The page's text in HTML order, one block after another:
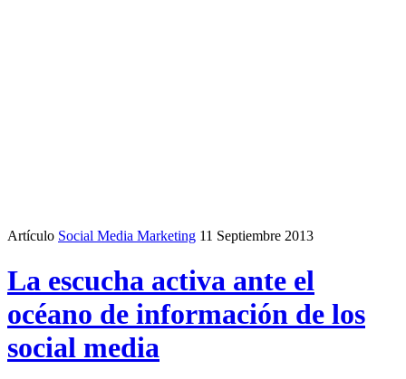
Artículo Social Media Marketing 11 Septiembre 2013
La escucha activa ante el
océano de información de los
social media